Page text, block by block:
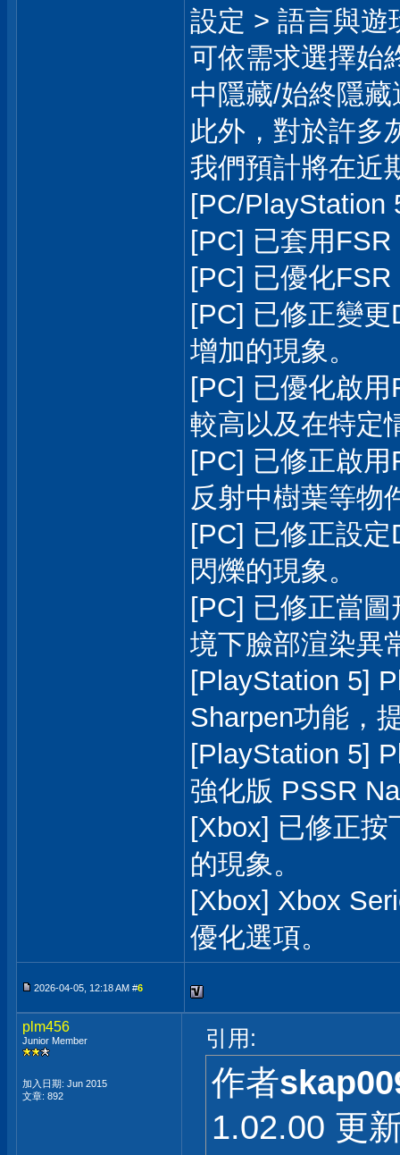
設定 > 語言與遊
可依需求選擇始
中隱藏/始終隱藏
此外，對於許多
我們預計將在近
[PC/PlayStation
[PC] 已套用
[PC] 已優化
[PC] 已修正變
增加的現象。
[PC] 已優化啟
較高以及在特定
[PC] 已修正啟
反射中樹葉等物
[PC] 已修正設
閃爍的現象。
[PC] 已修正當
境下臉部渲染異
[PlayStation 5]
Sharpen功能，
[PlayStation 5]
強化版 PSSR
[Xbox] 已修正按
的現象。
[Xbox] Xbox
優化選項。
2026-04-05, 12:18 AM #6
plm456
Junior Member
加入日期: Jun 2015
文章: 892
引用:
作者
1.02.00 更